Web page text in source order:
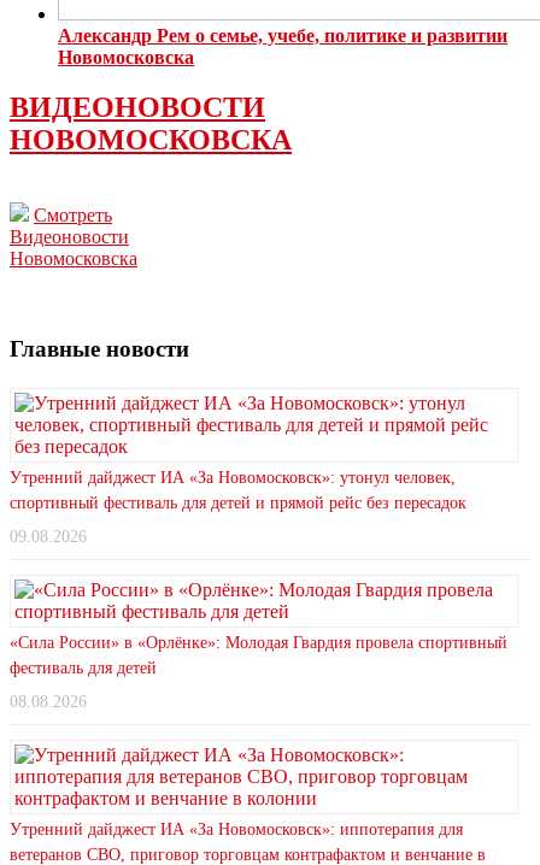
Александр Рем о семье, учебе, политике и развитии
Новомосковска
ВИДЕОНОВОСТИ
НОВОМОСКОВСКА
Смотреть
Видеоновости
Новомосковска
Главные новости
Утренний дайджест ИА «За Новомосковск»: утонул человек,
спортивный фестиваль для детей и прямой рейс без пересадок
09.08.2026
«Сила России» в «Орлёнке»: Молодая Гвардия провела спортивный
фестиваль для детей
08.08.2026
Утренний дайджест ИА «За Новомосковск»: иппотерапия для
ветеранов СВО, приговор торговцам контрафактом и венчание в